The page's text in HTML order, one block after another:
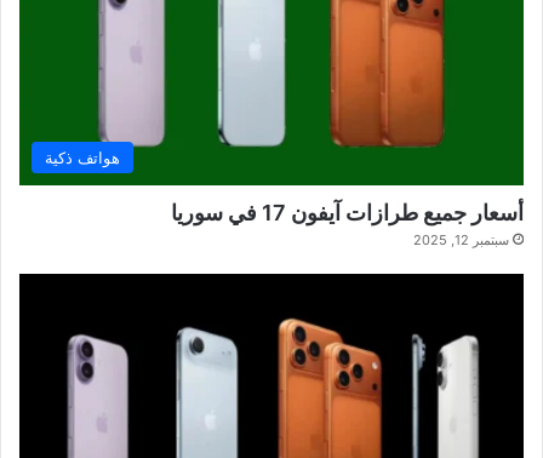
هواتف ذكية
أسعار جميع طرازات آيفون 17 في سوريا
سبتمبر 12, 2025